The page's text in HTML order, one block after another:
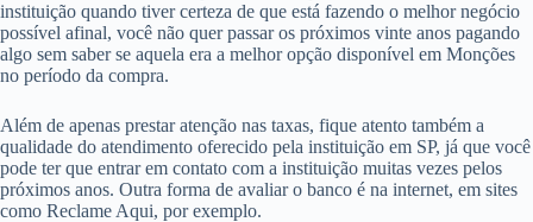
instituição quando tiver certeza de que está fazendo o melhor negócio
possível afinal, você não quer passar os próximos vinte anos pagando
algo sem saber se aquela era a melhor opção disponível em Monções
no período da compra.
Além de apenas prestar atenção nas taxas, fique atento também a
qualidade do atendimento oferecido pela instituição em SP, já que você
pode ter que entrar em contato com a instituição muitas vezes pelos
próximos anos. Outra forma de avaliar o banco é na internet, em sites
como Reclame Aqui, por exemplo.